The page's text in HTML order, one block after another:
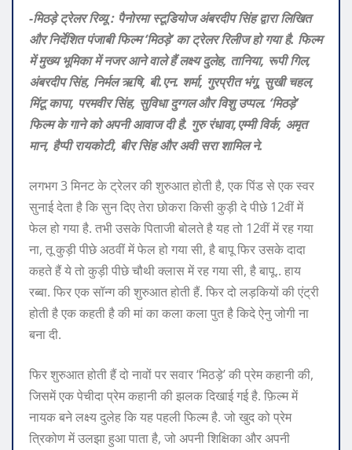
-मिठड़े ट्रेलर रिव्यू : पैनोरमा स्टूडियोज अंबरदीप सिंह द्वारा लिखित
और निर्देशित पंजाबी फिल्म ‘मिठड़े’ का ट्रेलर रिलीज हो गया है. फिल्म
में मुख्य भूमिका में नजर आने वाले हैं लक्ष्य दुलेह, तानिया, रूपी गिल,
अंबरदीप सिंह, निर्मल ऋषि, बी.एन. शर्मा, गुरप्रीत भंगू, सुखी चहल,
मिंटू कापा, परमवीर सिंह, सुविधा दुग्गल और विशु उप्पल. ‘मिठड़े’
फिल्म के गाने को अपनी आवाज दी है. गुरु रंधावा,एम्मी विर्क, अमृत
मान, हैप्पी रायकोटी, बीर सिंह और अवी सरा शामिल ने.
लगभग 3 मिनट के ट्रेलर की शुरुआत होती है, एक पिंड से एक स्वर
सुनाई देता है कि सुन दिए तेरा छोकरा किसी कुड़ी दे पीछे 12वीं में
फेल हो गया है. तभी उसके पिताजी बोलते है यह तो 12वीं में रह गया
ना, तू कुड़ी पीछे अठवीं में फेल हो गया सी, है बापू फिर उसके दादा
कहते हैं ये तो कुड़ी पीछे चौथी क्लास में रह गया सी, है बापू.. हाय
रब्बा. फिर एक सॉन्ग की शुरुआत होती हैं. फिर दो लड़कियों की एंट्री
होती है एक कहती है की मां का कला कला पुत है किदे ऐनु जोगी ना
बना दी.
फिर शुरुआत होती हैं दो नावों पर सवार ‘मिठड़े’ की प्रेम कहानी की,
जिसमें एक पेचीदा प्रेम कहानी की झलक दिखाई गई है. फ़िल्म में
नायक बने लक्ष्य दुलेह कि यह पहली फिल्म है. जो खुद को प्रेम
त्रिकोण में उलझा हुआ पाता है, जो अपनी शिक्षिका और अपनी